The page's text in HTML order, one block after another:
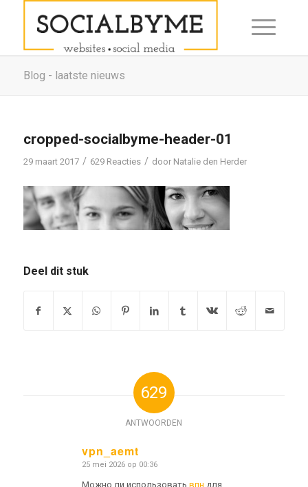
Blog - laatste nieuws
cropped-socialbyme-header-01
29 maart 2017 / 629 Reacties / door Natalie den Herder
Deel dit stuk
629
ANTWOORDEN
vpn_aemt
zegt:
25 mei 2026 op 00:36
Можно ли использовать впн для